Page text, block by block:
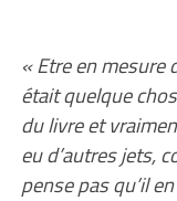
« Etre en mesure
était quelque
du livre et
eu d’autres jets,
pense pas qu’il